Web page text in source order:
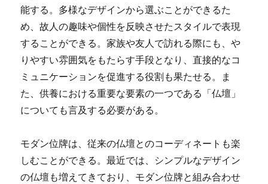
能する。多様なデザインから選ぶことができるた
め、故人の趣味や個性を反映させたスタイルで表現
することができる。家族や友人で訪れる際にも、や
りやすい雰囲気をもたらす手段となり、直接的なコ
ミュニケーションを促進する役割も果たせる。ま
た、供養における重要な要素の一つである「仏壇」
についても言及する必要がある。
モダン位牌は、従来の仏壇とのコーディネートも楽
しむことができる。最近では、シンプルなデザイン
の仏壇も増えてきており、モダン位牌と組み合わせ